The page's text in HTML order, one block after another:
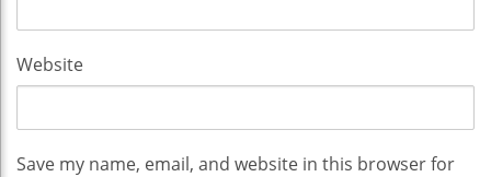
Website
Save my name, email, and website in this browser for